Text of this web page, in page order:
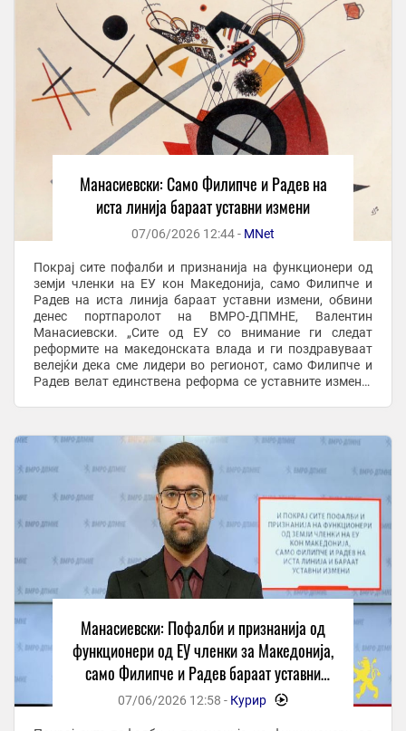
Манасиевски: Само Филипче и Радев на
иста линија бараат уставни измени
07/06/2026 12:44 - MNet
Покрај сите пофалби и признанија на функционери од
земји членки на ЕУ кон Македонија, само Филипче и
Радев на иста линија бараат уставни измени, обвини
денес портпаролот на ВМРО-ДПМНЕ, Валентин
Манасиевски. „Сите од ЕУ со внимание ги следат
реформите на македонската влада и ги поздравуваат
велејќи дека сме лидери во регионот, само Филипче и
Радев велат единствена реформа се уставните измени.
Манасиевски: Пофалби и признанија од
функционери од ЕУ членки за Македонија,
само Филипче и Радев бараат уставни
измени
07/06/2026 12:58 - Курир -